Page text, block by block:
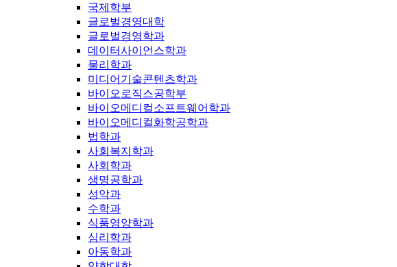
국제학부
글로벌경영대학
글로벌경영학과
데이터사이언스학과
물리학과
미디어기술콘텐츠학과
바이오로직스공학부
바이오메디컬소프트웨어학과
바이오메디컬화학공학과
법학과
사회복지학과
사회학과
생명공학과
성악과
수학과
식품영양학과
심리학과
아동학과